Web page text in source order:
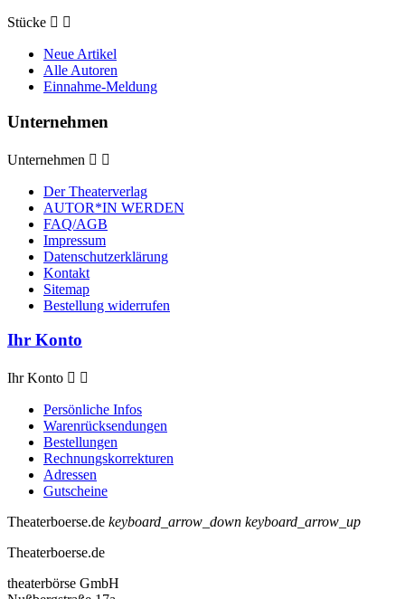
Stücke  
Neue Artikel
Alle Autoren
Einnahme-Meldung
Unternehmen
Unternehmen  
Der Theaterverlag
AUTOR*IN WERDEN
FAQ/AGB
Impressum
Datenschutzerklärung
Kontakt
Sitemap
Bestellung widerrufen
Ihr Konto
Ihr Konto  
Persönliche Infos
Warenrücksendungen
Bestellungen
Rechnungskorrekturen
Adressen
Gutscheine
Theaterboerse.de keyboard_arrow_down keyboard_arrow_up
Theaterboerse.de
theaterbörse GmbH